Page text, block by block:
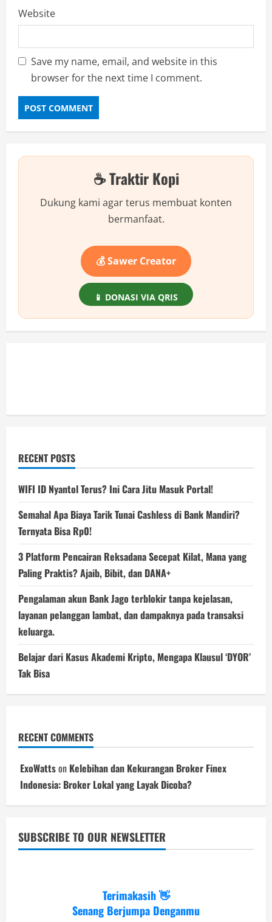
Website
Save my name, email, and website in this
browser for the next time I comment.
☕ Traktir Kopi
Dukung kami agar terus membuat konten
bermanfaat.
💰 Sawer Creator
📱 DONASI VIA QRIS
RECENT POSTS
WIFI ID Nyantol Terus? Ini Cara Jitu Masuk Portal!
Semahal Apa Biaya Tarik Tunai Cashless di Bank Mandiri?
Ternyata Bisa Rp0!
3 Platform Pencairan Reksadana Secepat Kilat, Mana yang
Paling Praktis? Ajaib, Bibit, dan DANA+
Pengalaman akun Bank Jago terblokir tanpa kejelasan,
layanan pelanggan lambat, dan dampaknya pada transaksi
keluarga.
Belajar dari Kasus Akademi Kripto, Mengapa Klausul ‘DYOR’
Tak Bisa
RECENT COMMENTS
ExoWattson Kelebihan dan Kekurangan Broker Finex
Indonesia: Broker Lokal yang Layak Dicoba?
SUBSCRIBE TO OUR NEWSLETTER
Terimakasih 👋
Senang Berjumpa Denganmu